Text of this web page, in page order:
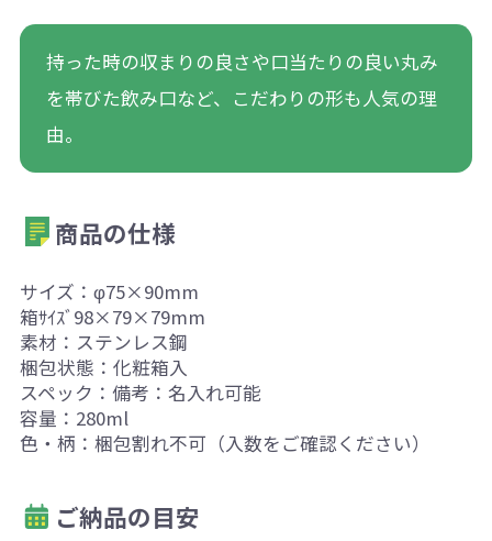
持った時の収まりの良さや口当たりの良い丸み
を帯びた飲み口など、こだわりの形も人気の理
由。
商品の仕様
サイズ：φ75×90mm
箱ｻｲｽﾞ98×79×79mm
素材：ステンレス鋼
梱包状態：化粧箱入
スペック：備考：名入れ可能
容量：280ml
色・柄：梱包割れ不可（入数をご確認ください）
ご納品の目安